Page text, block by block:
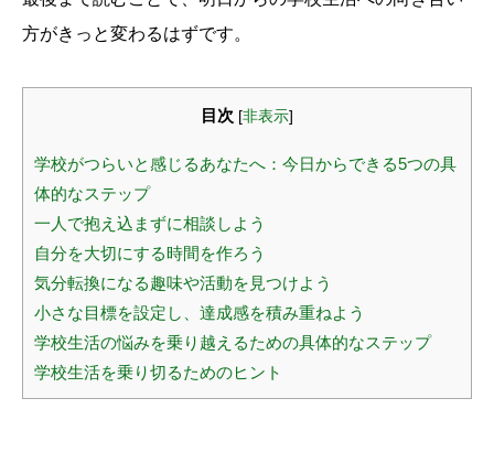
方がきっと変わるはずです。
目次 [非表示]
学校がつらいと感じるあなたへ：今日からできる5つの具
体的なステップ
一人で抱え込まずに相談しよう
自分を大切にする時間を作ろう
気分転換になる趣味や活動を見つけよう
小さな目標を設定し、達成感を積み重ねよう
学校生活の悩みを乗り越えるための具体的なステップ
学校生活を乗り切るためのヒント